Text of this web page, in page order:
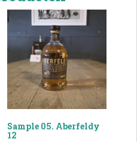
Sample 05. Aberfeldy
12